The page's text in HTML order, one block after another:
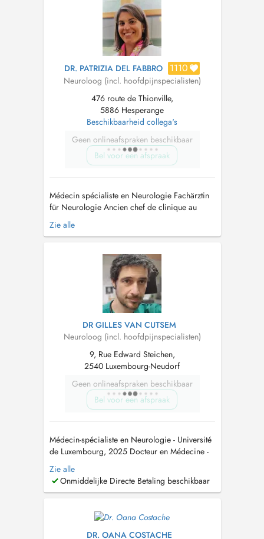
DR. PATRIZIA DEL FABBRO 1110
Neuroloog (incl. hoofdpijnspecialisten)
476 route de Thionville,
5886 Hesperange
Beschikbaarheid collega's
Geen onlineafspraken beschikbaar
Bel voor een afspraak
Médecin spécialiste en Neurologie Fachärztin
für Neurologie Ancien chef de clinique au
service de Neurologie et de Neurophysiologie
au "Krankenhaus der Barmherzigen Brüder
Abteilung für Neurologie und
Neurophysiologie am Krankenhaus der
Zie alle
DR GILLES VAN CUTSEM
Neuroloog (incl. hoofdpijnspecialisten)
9, Rue Edward Steichen,
2540 Luxembourg-Neudorf
Geen onlineafspraken beschikbaar
Bel voor een afspraak
Médecin-spécialiste en Neurologie - Université
de Luxembourg, 2025 Docteur en Médecine -
Université catholique de Louvain, 1997
Neurologie générale pour adultes à partir de
16 ans: migraine et céphalées, troubles du
démence, neuro-ophtalmologie, épilepsie, ...
Zie alle
Onmiddelijke Directe Betaling beschikbaar
DR. OANA COSTACHE